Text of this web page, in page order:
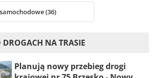
(36)
DROGACH NA TRASIE
Planują nowy przebieg drogi